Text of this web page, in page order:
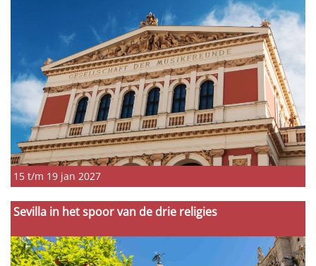
15 t/m 19 jan 2027
Sevilla in het spoor van de drie religies